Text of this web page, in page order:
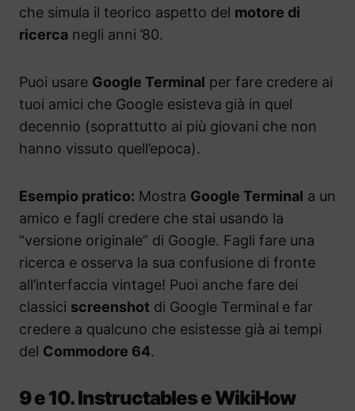
che simula il teorico aspetto del motore di
ricerca negli anni ’80.
Puoi usare Google Terminal per fare credere ai
tuoi amici che Google esisteva già in quel
decennio (soprattutto ai più giovani che non
hanno vissuto quell’epoca).
Esempio pratico: Mostra Google Terminal a un
amico e fagli credere che stai usando la
“versione originale” di Google. Fagli fare una
ricerca e osserva la sua confusione di fronte
all’interfaccia vintage! Puoi anche fare dei
classici screenshot di Google Terminal e far
credere a qualcuno che esistesse già ai tempi
del Commodore 64.
9 e 10. Instructables e WikiHow